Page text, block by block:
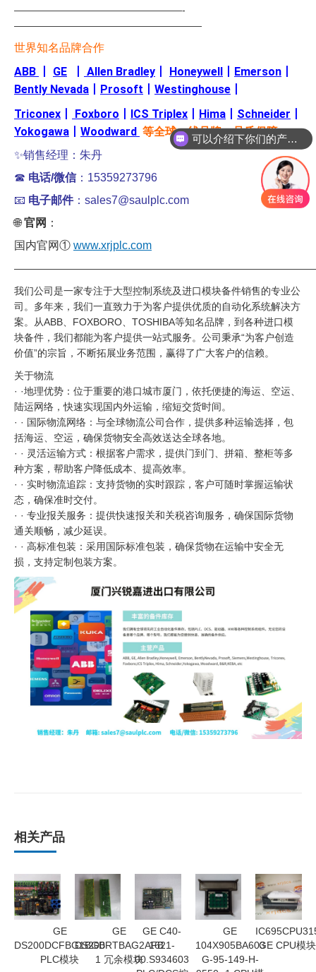
—————————————————-
———————————————————
世界知名品牌合作
ABB GE Allen Bradley Honeywell Emerson
Bently Nevada
Prosoft Westinghouse
Triconex
Foxboro ICS Triplex Hima Schneider
Yokogawa
Woodward 等全球一线品牌。品质保障
✨销售经理：朱丹
☎ 电话/微信：15359273796
📧 电子邮件：sales7@saulplc.com
🌐官网 ：
国内官网① www.xrjplc.com
我们公司是一家专注于大型控制系统及进口模块备件销售的专业公
司。多年来，我们一直致力于为客户提供优质的自动化系统解决方
案。从ABB、FOXBORO、TOSHIBA等知名品牌，到各种进口模
块备件，我们都能为客户提供一站式服务。公司秉承“为客户创造
价值”的宗旨，不断拓展业务范围，赢得了广大客户的信赖。
关于物流
· ·地理优势：位于重要的港口城市厦门，依托便捷的海运、空运、
陆运网络，快速实现国内外运输，缩短交货时间。
· · 国际物流网络：与全球物流公司合作，提供多种运输选择，包
括海运、空运，确保货物安全高效送达全球各地。
· · 灵活运输方式：根据客户需求，提供门到门、拼箱、整柜等多
种方案，帮助客户降低成本、提高效率。
· · 实时物流追踪：支持货物的实时跟踪，客户可随时掌握运输状
态，确保准时交付。
· · 专业报关服务：提供快速报关和关税咨询服务，确保国际货物
通关顺畅，减少延误。
· · 高标准包装：采用国际标准包装，确保货物在运输中安全无
损，支持定制包装方案。
相关产品
GE
DS200DCFBG1BGB
PLC模块
GE
DS200RTBAG2AFB
1 冗余模块
GE C40-
1621-
00.S934603
GE
104X905BA603
G-95-149-H-
GE CPU模块
可以介绍下你们的产品么